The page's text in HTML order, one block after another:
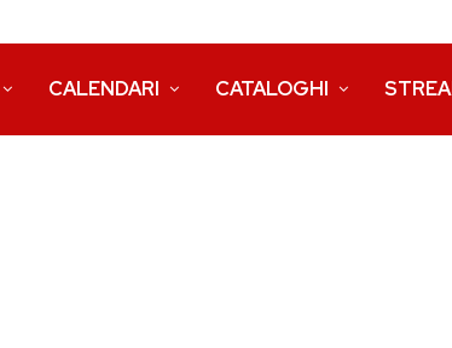
CALENDARI CATALOGHI